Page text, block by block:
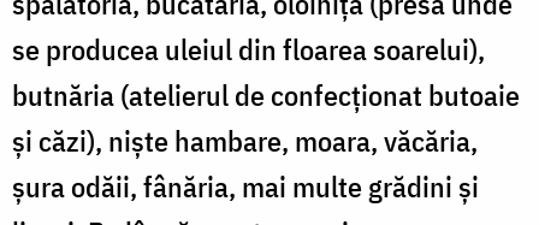
se producea uleiul din floarea soarelui),
butnăria (atelierul de confecționat butoaie
și căzi), niște hambare, moara, văcăria,
șura odăii, fânăria, mai multe grădini și